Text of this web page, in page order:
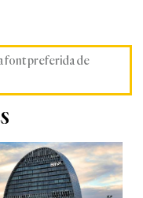
font preferida de